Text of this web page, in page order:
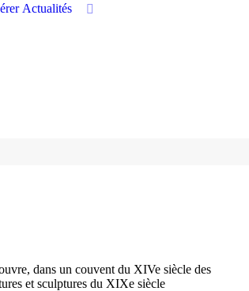
Actualités
dans un couvent du XIVe siècle des
et sculptures du XIXe siècle